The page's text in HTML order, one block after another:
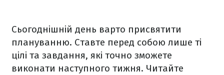
Сьогоднішній день варто присвятити
плануванню. Ставте перед собою лише ті
цілі та завдання, які точно зможете
виконати наступного тижня. Читайте